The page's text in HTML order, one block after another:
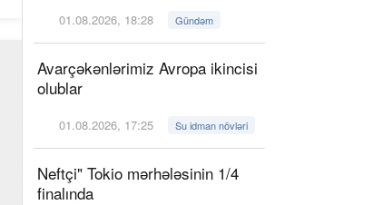
01.08.2026, 18:28 Gündəm
Avarçəkənlərimiz Avropa ikincisi
olublar
01.08.2026, 17:25 Su idman növləri
Neftçi" Tokio mərhələsinin 1/4
finalında